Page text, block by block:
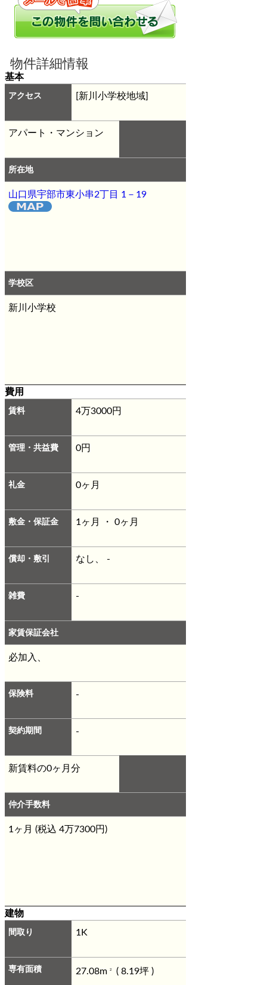
物件詳細情報
基本
アクセス [新川小学校地域]
アパート・マンション
所在地
山口県宇部市東小串2丁目 1－19
学校区
新川小学校
費用
賃料 4万3000円
管理・共益費 0円
礼金 0ヶ月
敷金・保証金 1ヶ月 ・ 0ヶ月
償却・敷引 なし、 -
雑費 -
家賃保証会社
必加入、
保険料 -
契約期間 -
新賃料の0ヶ月分
仲介手数料
1ヶ月 (税込 4万7300円)
建物
間取り 1K
専有面積 27.08m 2 ( 8.19坪 )